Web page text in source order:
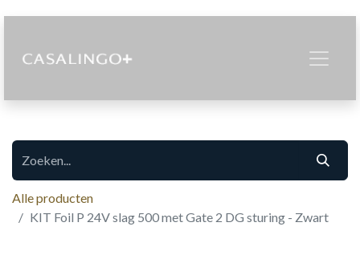
Alle producten
KIT Foil P 24V slag 500 met Gate 2 DG sturing - Zwart